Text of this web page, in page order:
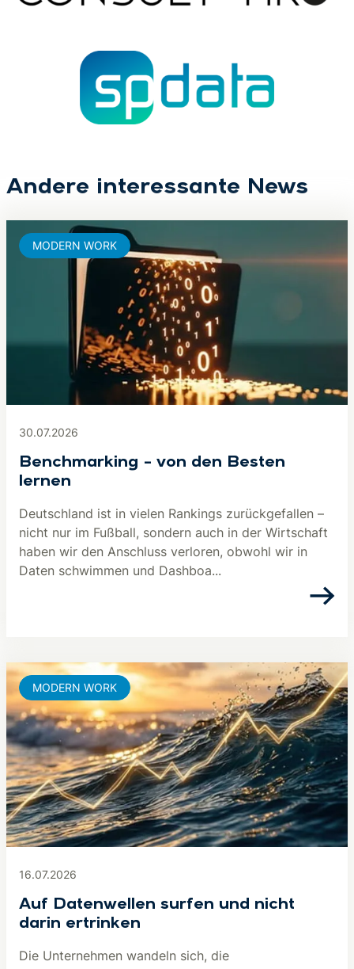
Andere interessante News
30.07.2026
Benchmarking – von den Besten
lernen
Deutschland ist in vielen Rankings zurückgefallen –
nicht nur im Fußball, sondern auch in der Wirtschaft
haben wir den Anschluss verloren, obwohl wir in
Daten schwimmen und Dashboa...
MODERN WORK
16.07.2026
Auf Datenwellen surfen und nicht
darin ertrinken
Die Unternehmen wandeln sich, die
MODERN WORK